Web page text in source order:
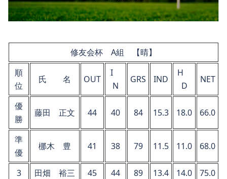
修友会杯 A組 【晴】
順
位
氏 名 OUT
I
N
GRS IND
H
D
NET
優
勝
藤田 正文 44 40 84 15.3 18.0 66.0
準
優
梛木 豊 41 38 79 11.5 11.0 68.0
3 田畑 裕三 45 44 89 13.4 14.0 75.0